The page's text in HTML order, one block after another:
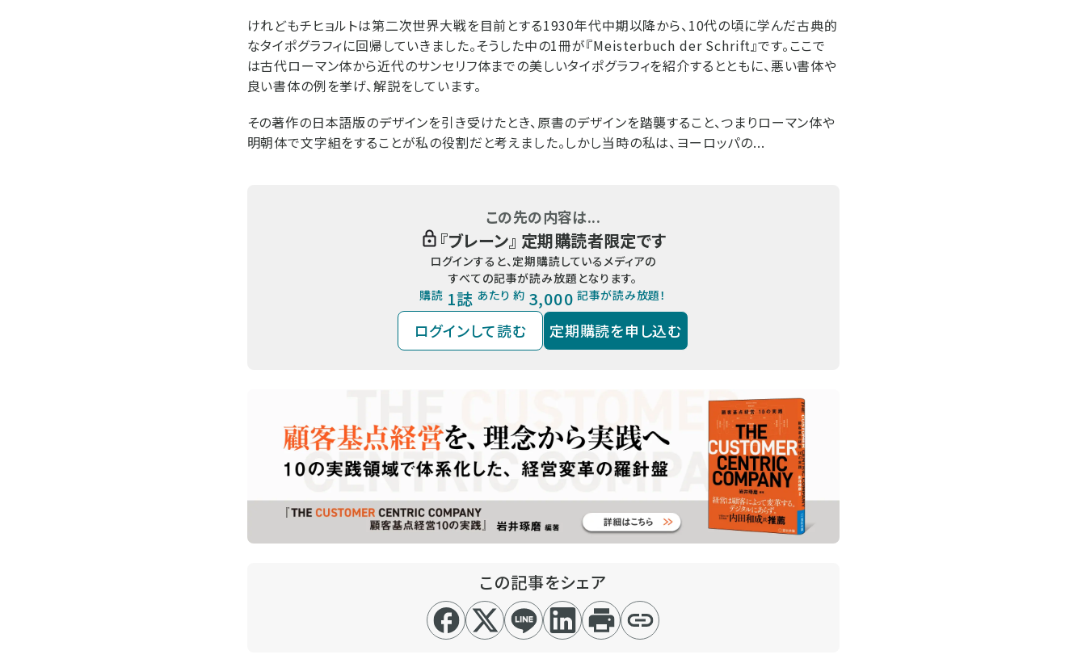
けれどもチヒョルトは第二次世界大戦を目前とする1930年代中期以降から、10代の頃に学んだ古典的
なタイポグラフィに回帰していきました。そうした中の1冊が『Meisterbuch der Schrift』です。ここで
は古代ローマン体から近代のサンセリフ体までの美しいタイポグラフィを紹介するとともに、悪い書体や
良い書体の例を挙げ、解説をしています。
その著作の日本語版のデザインを引き受けたとき、原書のデザインを踏襲すること、つまりローマン体や
明朝体で文字組をすることが私の役割だと考えました。しかし当時の私は、ヨーロッパの...
この先の内容は...
『ブレーン』 定期購読者限定です
ログインすると、定期購読しているメディアの
すべての記事が読み放題となります。
購読 1誌 あたり 約 3,000 記事が読み放題！
ログインして読む 定期購読を申し込む
この記事をシェア